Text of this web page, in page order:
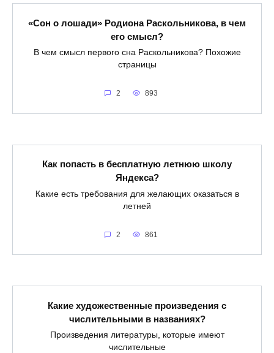
«Сон о лошади» Родиона Раскольникова, в чем
его смысл?
В чем смысл первого сна Раскольникова? Похожие
страницы
2 893
Как попасть в бесплатную летнюю школу
Яндекса?
Какие есть требования для желающих оказаться в
летней
2 861
Какие художественные произведения с
числительными в названиях?
Произведения литературы, которые имеют
числительные